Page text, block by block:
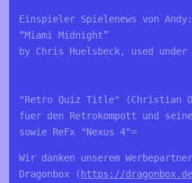
Einspieler Spielenews von Andy:
“Miami Midnight”
by Chris Huelsbeck, used
"Retro Quiz Title" (Christian
fuer den Retrokompott und
sowie ReFx "Nexus 4"=
Wir danken unserem
Dragonbox (https://